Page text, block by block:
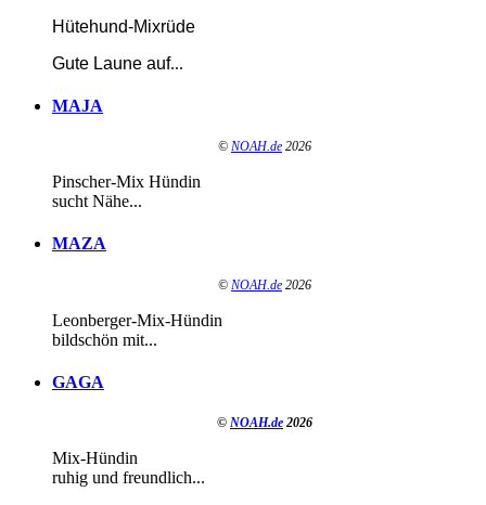
Hütehund-Mixrüde
Gute Laune auf...
MAJA
© NOAH.de 2026
Pinscher-Mix Hündin
sucht Nähe...
MAZA
© NOAH.de 2026
Leonberger-Mix-Hündin
bildschön mit...
GAGA
© NOAH.de 2026
Mix-Hündin
ruhig und freundlich...